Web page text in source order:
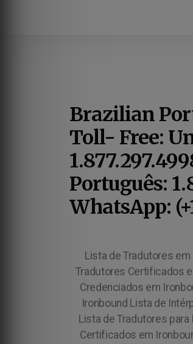
Brazilian
Toll- Free:
Português:
WhatsApp:
Lista de Tradutores
Tradutores Certificados
Credenciados em
Ironbound Lista de
Lista de Tradutores
Certificados em